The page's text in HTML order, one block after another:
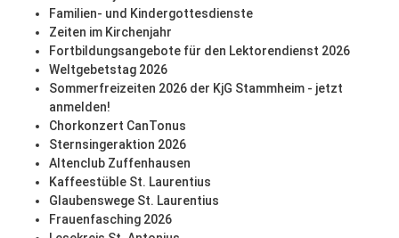
Familien- und Kindergottesdienste
Zeiten im Kirchenjahr
Fortbildungsangebote für den Lektorendienst 2026
Weltgebetstag 2026
Sommerfreizeiten 2026 der KjG Stammheim - jetzt
anmelden!
Chorkonzert CanTonus
Sternsingeraktion 2026
Altenclub Zuffenhausen
Kaffeestüble St. Laurentius
Glaubenswege St. Laurentius
Frauenfasching 2026